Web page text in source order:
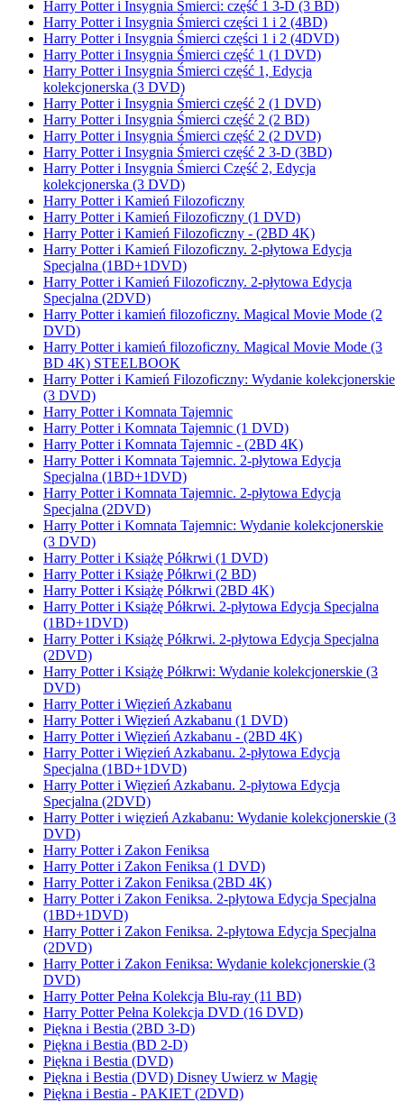
Harry Potter i Insygnia Śmierci: część 1 3-D (3 BD)
Harry Potter i Insygnia Śmierci części 1 i 2 (4BD)
Harry Potter i Insygnia Śmierci części 1 i 2 (4DVD)
Harry Potter i Insygnia Śmierci część 1 (1 DVD)
Harry Potter i Insygnia Śmierci część 1, Edycja
kolekcjonerska (3 DVD)
Harry Potter i Insygnia Śmierci część 2 (1 DVD)
Harry Potter i Insygnia Śmierci część 2 (2 BD)
Harry Potter i Insygnia Śmierci część 2 (2 DVD)
Harry Potter i Insygnia Śmierci część 2 3-D (3BD)
Harry Potter i Insygnia Śmierci Część 2, Edycja
kolekcjonerska (3 DVD)
Harry Potter i Kamień Filozoficzny
Harry Potter i Kamień Filozoficzny (1 DVD)
Harry Potter i Kamień Filozoficzny - (2BD 4K)
Harry Potter i Kamień Filozoficzny. 2-płytowa Edycja
Specjalna (1BD+1DVD)
Harry Potter i Kamień Filozoficzny. 2-płytowa Edycja
Specjalna (2DVD)
Harry Potter i kamień filozoficzny. Magical Movie Mode (2
DVD)
Harry Potter i kamień filozoficzny. Magical Movie Mode (3
BD 4K) STEELBOOK
Harry Potter i Kamień Filozoficzny: Wydanie kolekcjonerskie
(3 DVD)
Harry Potter i Komnata Tajemnic
Harry Potter i Komnata Tajemnic (1 DVD)
Harry Potter i Komnata Tajemnic - (2BD 4K)
Harry Potter i Komnata Tajemnic. 2-płytowa Edycja
Specjalna (1BD+1DVD)
Harry Potter i Komnata Tajemnic. 2-płytowa Edycja
Specjalna (2DVD)
Harry Potter i Komnata Tajemnic: Wydanie kolekcjonerskie
(3 DVD)
Harry Potter i Książę Półkrwi (1 DVD)
Harry Potter i Książę Półkrwi (2 BD)
Harry Potter i Książę Półkrwi (2BD 4K)
Harry Potter i Książę Półkrwi. 2-płytowa Edycja Specjalna
(1BD+1DVD)
Harry Potter i Książę Półkrwi. 2-płytowa Edycja Specjalna
(2DVD)
Harry Potter i Książę Półkrwi: Wydanie kolekcjonerskie (3
DVD)
Harry Potter i Więzień Azkabanu
Harry Potter i Więzień Azkabanu (1 DVD)
Harry Potter i Więzień Azkabanu - (2BD 4K)
Harry Potter i Więzień Azkabanu. 2-płytowa Edycja
Specjalna (1BD+1DVD)
Harry Potter i Więzień Azkabanu. 2-płytowa Edycja
Specjalna (2DVD)
Harry Potter i więzień Azkabanu: Wydanie kolekcjonerskie (3
DVD)
Harry Potter i Zakon Feniksa
Harry Potter i Zakon Feniksa (1 DVD)
Harry Potter i Zakon Feniksa (2BD 4K)
Harry Potter i Zakon Feniksa. 2-płytowa Edycja Specjalna
(1BD+1DVD)
Harry Potter i Zakon Feniksa. 2-płytowa Edycja Specjalna
(2DVD)
Harry Potter i Zakon Feniksa: Wydanie kolekcjonerskie (3
DVD)
Harry Potter Pełna Kolekcja Blu-ray (11 BD)
Harry Potter Pełna Kolekcja DVD (16 DVD)
Piękna i Bestia (2BD 3-D)
Piękna i Bestia (BD 2-D)
Piękna i Bestia (DVD)
Piękna i Bestia (DVD) Disney Uwierz w Magię
Piękna i Bestia - PAKIET (2DVD)